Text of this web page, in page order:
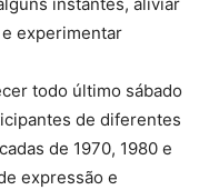
instantes, aliviar
experimentar
todo último sábado
de diferentes
de 1970, 1980 e
expressão e